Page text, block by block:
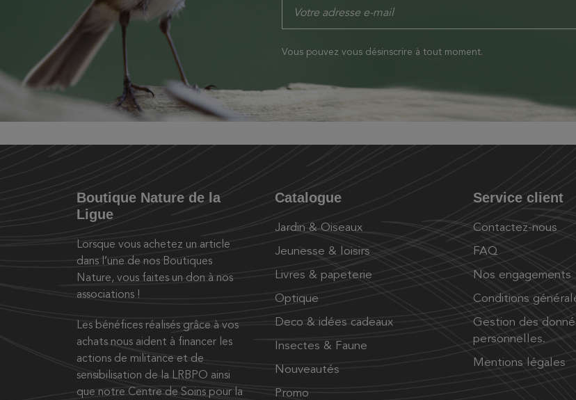
Vous pouvez vous désinscrire à tout moment.
Boutique Nature de la
Ligue
Lorsque vous achetez un article
dans l’une de nos Boutiques
Nature, vous faites un don à nos
associations !
Les bénéfices réalisés grâce à vos
achats nous aident à financer les
actions de militance et de
sensibilisation de la LRBPO ainsi
que notre Centre de Soins pour la
Catalogue
Jardin & Oiseaux
Jeunesse & loisirs
Livres & papeterie
Optique
Deco & idées cadeaux
Insectes & Faune
Nouveautés
Promo
Service client
Contactez-nous
FAQ
Nos engagements
Conditions
Gestion des
personnelles.
Mentions légales